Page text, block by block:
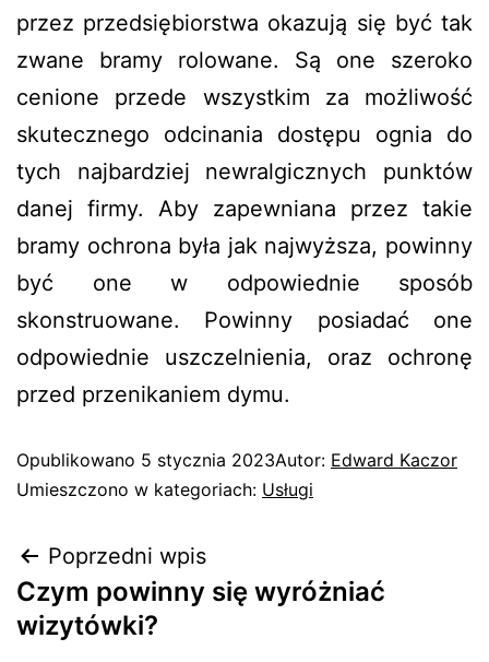
przez przedsiębiorstwa okazują się być tak
zwane bramy rolowane. Są one szeroko
cenione przede wszystkim za możliwość
skutecznego odcinania dostępu ognia do
tych najbardziej newralgicznych punktów
danej firmy. Aby zapewniana przez takie
bramy ochrona była jak najwyższa, powinny
być one w odpowiednie sposób
skonstruowane. Powinny posiadać one
odpowiednie uszczelnienia, oraz ochronę
przed przenikaniem dymu.
Opublikowano 5 stycznia 2023Autor: Edward Kaczor
Umieszczono w kategoriach: Usługi
Poprzedni wpis
Czym powinny się wyróżniać
wizytówki?